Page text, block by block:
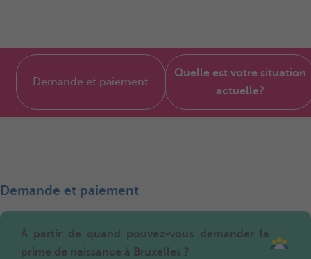
Demande et paiement
Quelle est votre situation
actuelle?
Demande et paiement
À partir de quand pouvez-vous demander la
prime de naissance à Bruxelles ?